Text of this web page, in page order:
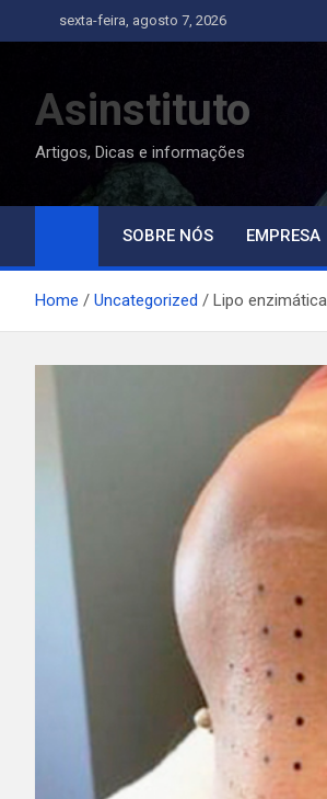
to
sexta-feira, agosto 7, 2026
Asinstituto
Artigos, Dicas e informações
SOBRE NÓS EMPRESA
Home Uncategorized Lipo